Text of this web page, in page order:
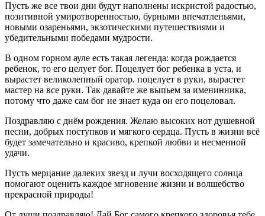
Пусть же все твои дни будут наполнены искристой радостью,
позитивной умиротворенностью, бурными впечатленьями,
новыми озареньями, экзотическими путешествиями и
убедительными победами мудрости.
B одном горном ауле есть такая легенда: когда рождается
ребенок, то его целует бог. Поцелует бог ребенка в уста, и
вырастет великолепный оратор. поцелует в руки, вырастет
мастер на все руки. Так давайте же выпьем за именинника,
потому что даже сам бог не знает куда он его поцеловал.
Поздравляю с днём рождения. Желаю высоких нот душевной
песни, добрых поступков и мягкого сердца. Пусть в жизни всё
будет замечательно и красиво, крепкой любви и несменной
удачи.
Пусть мерцание далеких звезд и лучи восходящего солнца
помогают оценить каждое мгновение жизни и волшебство
прекрасной природы!